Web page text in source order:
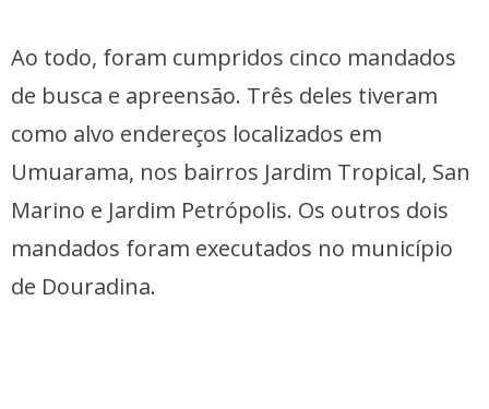
Ao todo, foram cumpridos cinco mandados
de busca e apreensão. Três deles tiveram
como alvo endereços localizados em
Umuarama, nos bairros Jardim Tropical, San
Marino e Jardim Petrópolis. Os outros dois
mandados foram executados no município
de Douradina.